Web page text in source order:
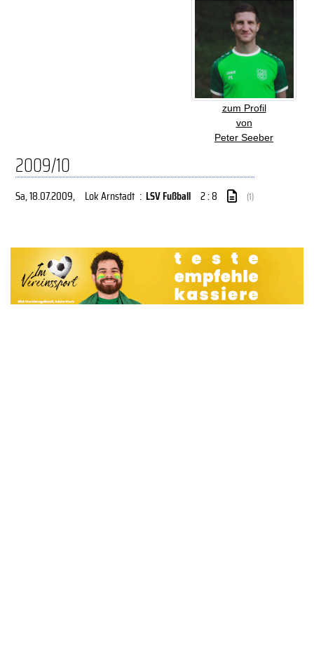
zum Profil
von
Peter Seeber
2009/10
Sa, 18.07.2009, Lok Arnstadt : LSV Fußball 2 : 8 (1)